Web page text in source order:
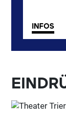
INFOS